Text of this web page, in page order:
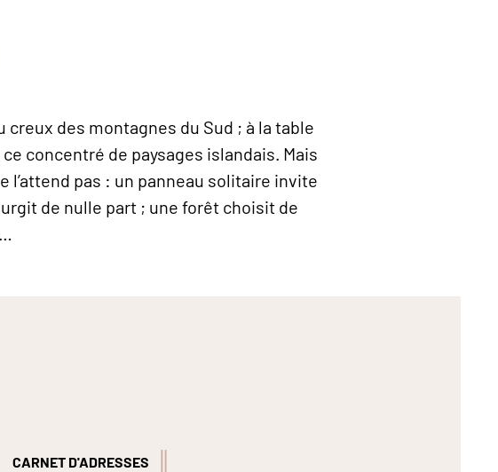
creux des montagnes du Sud ; à la table
concentré de paysages islandais. Mais
l’attend pas : un panneau solitaire invite
de nulle part ; une forêt choisit de
CARNET D'ADRESSES